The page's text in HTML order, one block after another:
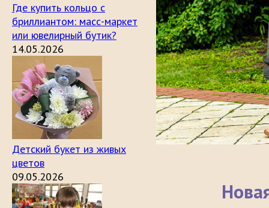
Где купить кольцо с
бриллиантом: масс-маркет
или ювелирный бутик?
14.05.2026
Детский букет из живых
цветов
09.05.2026